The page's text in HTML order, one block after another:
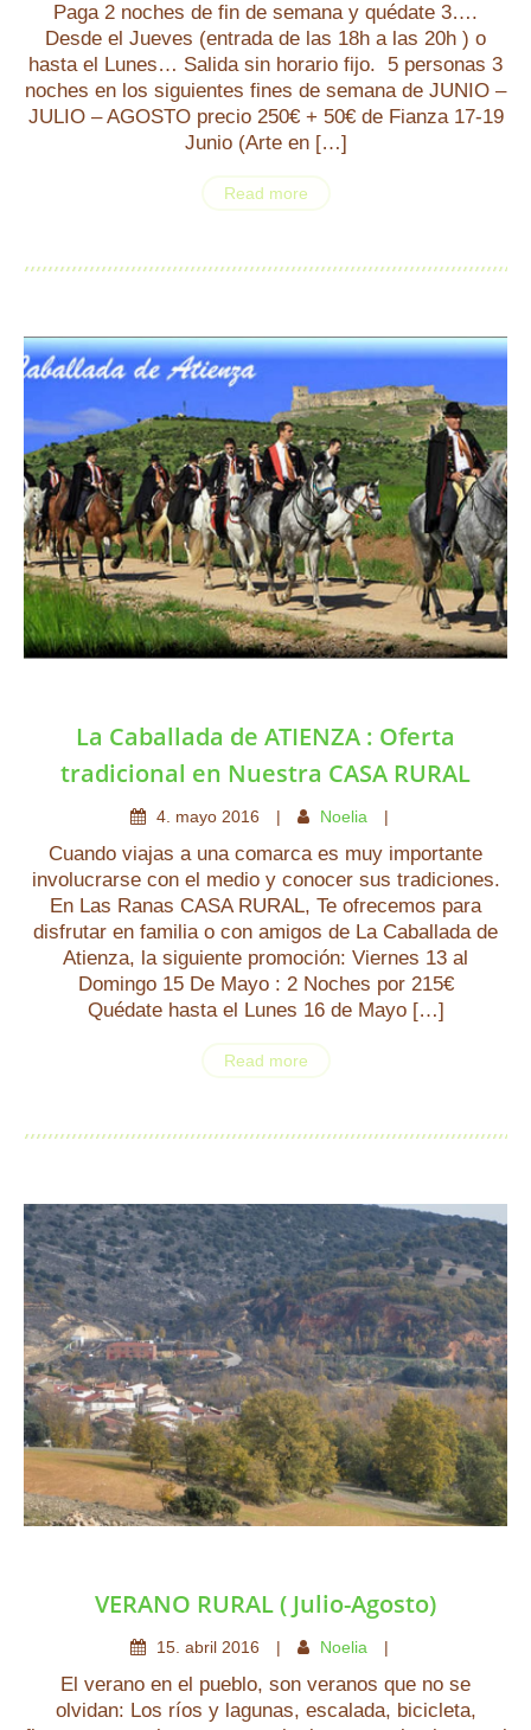
Paga 2 noches de fin de semana y quédate 3….
Desde el Jueves (entrada de las 18h a las 20h ) o
hasta el Lunes… Salida sin horario fijo. 5 personas 3
noches en los siguientes fines de semana de JUNIO –
JULIO – AGOSTO precio 250€ + 50€ de Fianza 17-19
Junio (Arte en […]
Read more
La Caballada de ATIENZA : Oferta
tradicional en Nuestra CASA RURAL
4 mayo 2016 Noelia
Cuando viajas a una comarca es muy importante
involucrarse con el medio y conocer sus tradiciones.
En Las Ranas CASA RURAL, Te ofrecemos para
disfrutar en familia o con amigos de La Caballada de
Atienza, la siguiente promoción: Viernes 13 al
Domingo 15 De Mayo : 2 Noches por 215€
Quédate hasta el Lunes 16 de Mayo […]
Read more
VERANO RURAL ( Julio-Agosto)
15 abril 2016 Noelia
El verano en el pueblo, son veranos que no se
olvidan: Los ríos y lagunas, escalada, bicicleta,